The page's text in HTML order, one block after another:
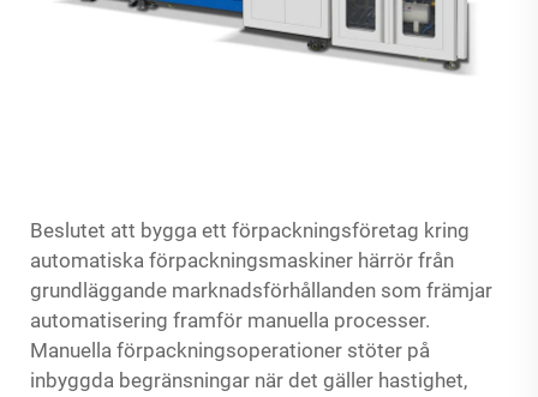
Beslutet att bygga ett förpackningsföretag kring
automatiska förpackningsmaskiner härrör från
grundläggande marknadsförhållanden som främjar
automatisering framför manuella processer.
Manuella förpackningsoperationer stöter på
inbyggda begränsningar när det gäller hastighet,